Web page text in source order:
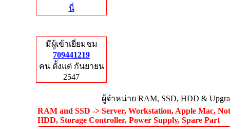
นี่
มีผู้เข้าเยี่ยมชม
709441219
คน ตั้งแต่ กันยายน
2547
ผู้จำหน่าย RAM, SSD, HDD &
RAM and SSD -> Server, Workstation, Apple Mac,
HDD, Storage Controller, Power Supply, Spare Part